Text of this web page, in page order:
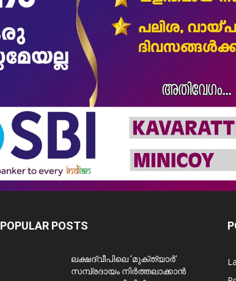
POPULAR POSTS
ലക്ഷദ്വീപിലെ ‘മുക്ത്യാർ’
സമ്പ്രദായം നിർത്തലാക്കാൻ